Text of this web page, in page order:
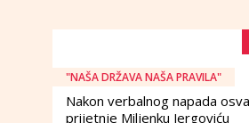
"NAŠA DRŽAVA NAŠA PRAVILA"
Nakon verbalnog napada
prijetnje Miljenku Jergoviću